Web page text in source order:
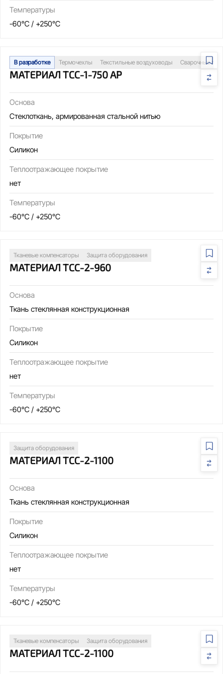
Температуры
-60°C / +250°C
В разработке Термочехлы Текстильные воздуховоды Сварочные
МАТЕРИАЛ ТСС-1-750 АР
Основа
Стеклоткань, армированная стальной нитью
Покрытие
Силикон
Теплоотражающее покрытие
нет
Температуры
-60°C / +250°C
Тканевые компенсаторы Защита оборудования
МАТЕРИАЛ ТСС-2-960
Основа
Ткань стеклянная конструкционная
Покрытие
Силикон
Теплоотражающее покрытие
нет
Температуры
-60°C / +250°C
Защита оборудования
МАТЕРИАЛ ТСС-2-1100
Основа
Ткань стеклянная конструкционная
Покрытие
Силикон
Теплоотражающее покрытие
нет
Температуры
-60°C / +250°C
Тканевые компенсаторы Защита оборудования
МАТЕРИАЛ ТСС-2-1100